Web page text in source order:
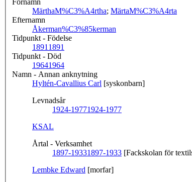
Förnamn
MärthaM%C3%A4rtha; MärtaM%C3%A4rta
Efternamn
Åkerman%C3%85kerman
Tidpunkt - Födelse
1891 1891
Tidpunkt - Död
19641964
Namn - Annan anknytning
Hyltén-Cavallius Carl [syskonbarn]
Levnadsår
1924-19771924-1977
KSAL
Årtal - Verksamhet
1897-19331897-1933 [Fackskolan för
Lembke Edward [morfar]